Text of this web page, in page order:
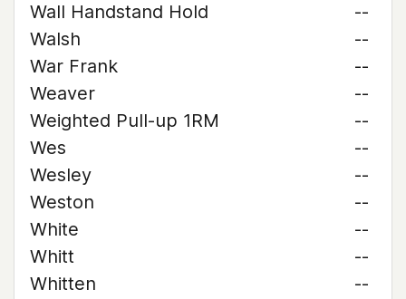
Wall Handstand Hold
--
Walsh
--
War Frank
--
Weaver
--
Weighted Pull-up 1RM
--
Wes
--
Wesley
--
Weston
--
White
--
Whitt
--
Whitten
--